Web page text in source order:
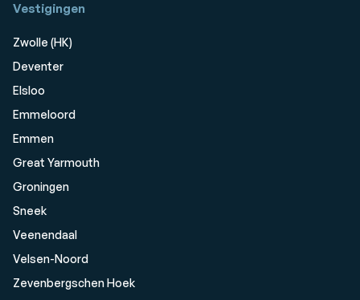
Vestigingen
Zwolle (HK)
Deventer
Elsloo
Emmeloord
Emmen
Great Yarmouth
Groningen
Sneek
Veenendaal
Velsen-Noord
Zevenbergschen Hoek